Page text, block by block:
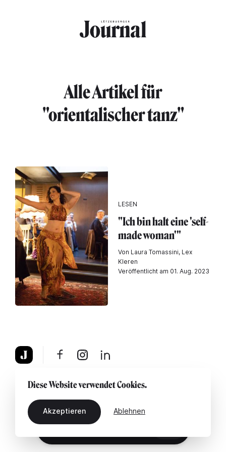
Alle Artikel für
"orientalischer tanz"
LESEN
"Ich bin halt eine 'self-
made woman'"
Von Laura Tomassini, Lex
Kleren
Veröffentlicht am 01. Aug. 2023
Über uns Rechtshinweis Kontaktiere uns
Diese Website verwendet Cookies.
Akzeptieren Ablehnen